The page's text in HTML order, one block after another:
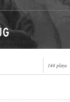
144 plays